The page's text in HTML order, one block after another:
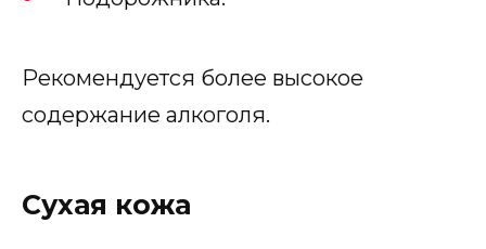
Рекомендуется более высокое
содержание алкоголя.
Сухая кожа